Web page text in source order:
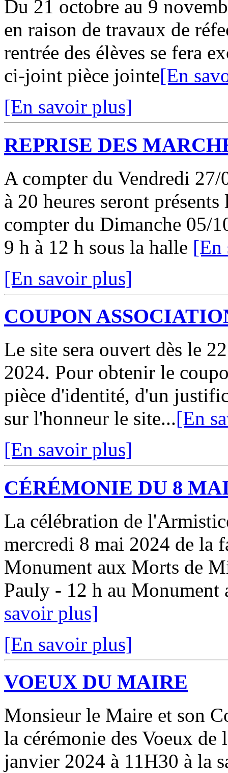
Du 21 octobre au 9
en raison de travaux de
rentrée des élèves se fera
ci-joint pièce jointe[En
[En savoir plus]
REPRISE DES
A compter du Vendredi
à 20 heures seront
compter du Dimanche 05/
9 h à 12 h sous la halle [En
[En savoir plus]
COUPON
Le site sera ouvert dès le
2024. Pour obtenir le
pièce d'identité, d'un
sur l'honneur le site...[En
[En savoir plus]
CÉRÉMONIE DU 8
La célébration de
mercredi 8 mai 2024 de la
Monument aux Morts de
Pauly - 12 h au
savoir plus]
[En savoir plus]
VOEUX DU MAIRE
Monsieur le Maire et son
la cérémonie des Voeux
janvier 2024 à 11H30 à la